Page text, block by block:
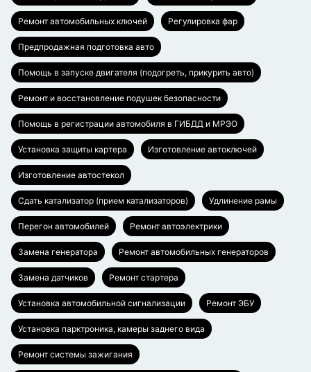
Ремонт автомобильных ключей Регулировка фар
Предпродажная подготовка авто
Помощь в запуске двигателя (подогреть, прикурить авто)
Ремонт и восстановление подушек безопасности
Помощь в регистрации автомобиля в ГИБДД и МРЭО
Установка защиты картера Изготовление автоключей
Изготовление автостекол
Сдать катализатор (прием катализаторов) Удлинение рамы
Перегон автомобилей Ремонт автоэлектрики
Замена генератора Ремонт автомобильных генераторов
Замена датчиков Ремонт стартера
Установка автомобильной сигнализации Ремонт ЭБУ
Установка парктроника, камеры заднего вида
Ремонт системы зажигания